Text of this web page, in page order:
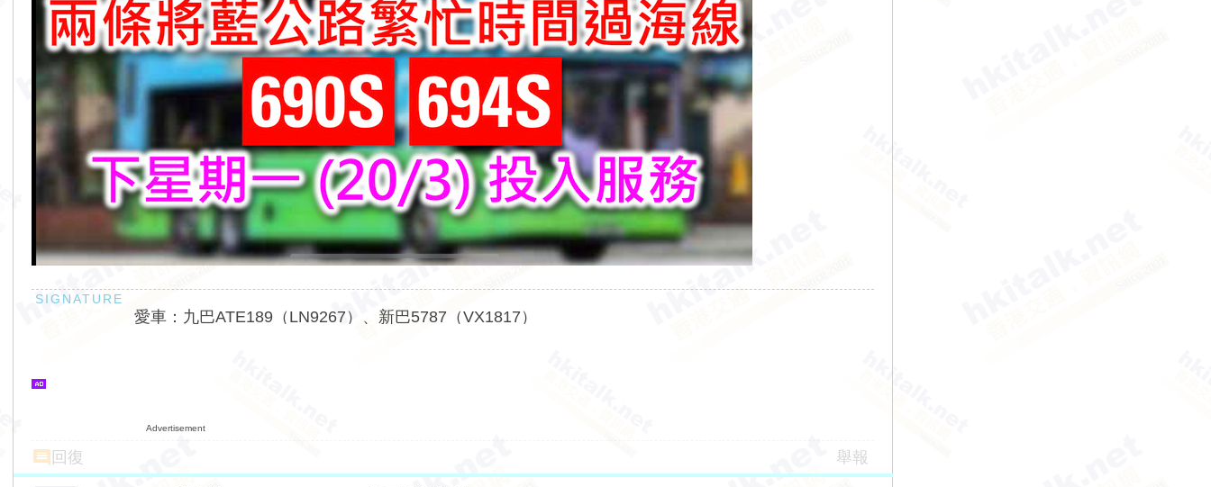
愛車：九巴ATE189（LN9267）、新巴5787（VX1817）
Advertisement
回復 舉報